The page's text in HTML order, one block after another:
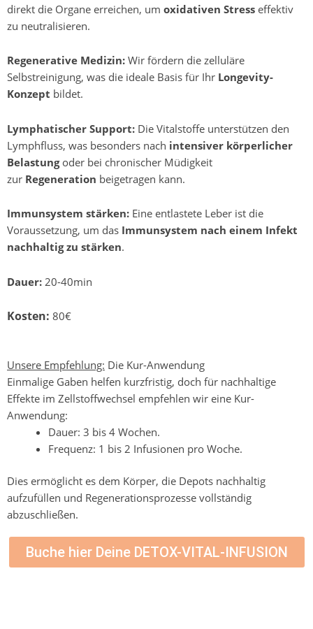
direkt die Organe erreichen, um oxidativen Stress effektiv
zu neutralisieren.
Regenerative Medizin: Wir fördern die zelluläre
Selbstreinigung, was die ideale Basis für Ihr Longevity-
Konzept bildet.
Lymphatischer Support: Die Vitalstoffe unterstützen den
Lymphfluss, was besonders nach intensiver körperlicher
Belastungoder bei chronischer Müdigkeit
zur Regeneration beigetragen kann.
Immunsystem stärken: Eine entlastete Leber ist die
Voraussetzung, um das Immunsystem nach einem Infekt
nachhaltig zu stärken.
Dauer: 20-40min
Kosten: 80€
Unsere Empfehlung: Die Kur-Anwendung
Einmalige Gaben helfen kurzfristig, doch für nachhaltige
Effekte im Zellstoffwechsel empfehlen wir eine Kur-
Anwendung:
Dauer: 3 bis 4 Wochen.
Frequenz: 1 bis 2 Infusionen pro Woche.
Dies ermöglicht es dem Körper, die Depots nachhaltig
aufzufüllen und Regenerationsprozesse vollständig
abzuschließen.
Buche hier Deine DETOX-VITAL-INFUSION